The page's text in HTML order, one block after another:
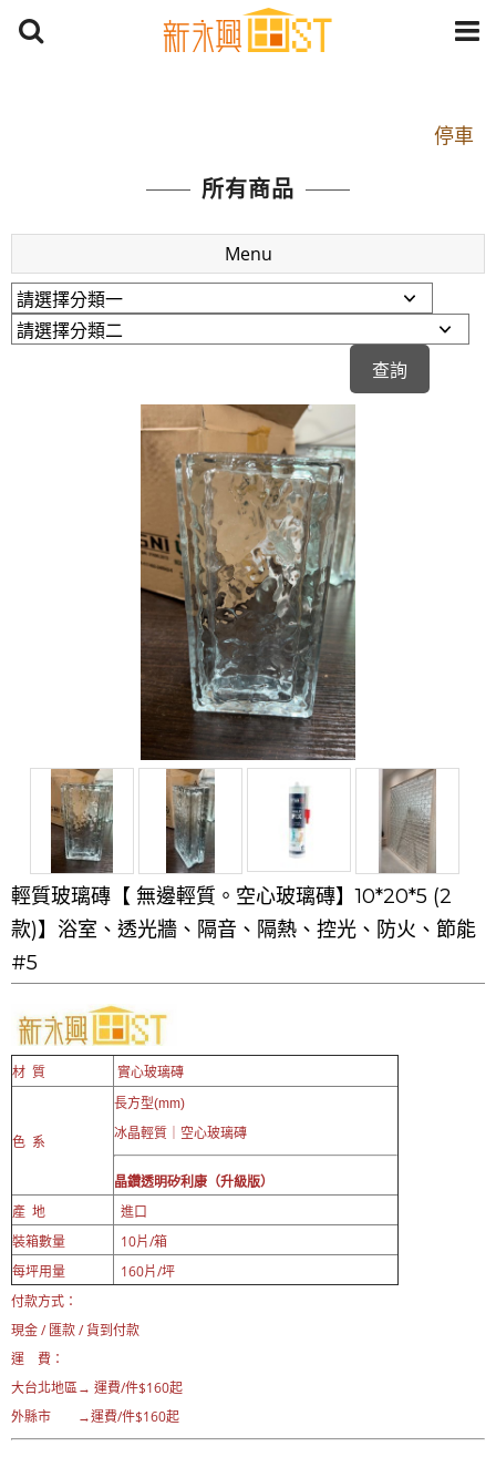
停車
捷運： 中和線【頂溪站 2 號出口】往中山路1段139
原Line已滿 無法加Line好友 請親愛的客戶加入
LINE官方帳號@a0975005573
開車：中山路1段 到永平路路口(樂華夜市口)門口可
停車
捷運： 中和線【頂溪站 2 號出口】往中山路1段139
原Line已滿 無法加Line好友 請親愛的客戶加入
LINE官方帳號@a0975005573
所有商品
Menu
輕質玻璃磚【 無邊輕質。空心玻璃磚】10*20*5 (2
款)】浴室、透光牆、隔音、隔熱、控光、防火、節能
#5
材 質 實心玻璃磚
色 系
長方型(mm)
冰晶輕質｜空心玻璃磚
晶鑽透明矽利康（升級版）
產 地
進口
裝箱數量
10片/箱
每坪用量
160片/坪
付款方式：
現金 / 匯款 / 貨到付款
運 費：
大台北地區→ 運費/件$160起
外縣市 →運費/件$160起